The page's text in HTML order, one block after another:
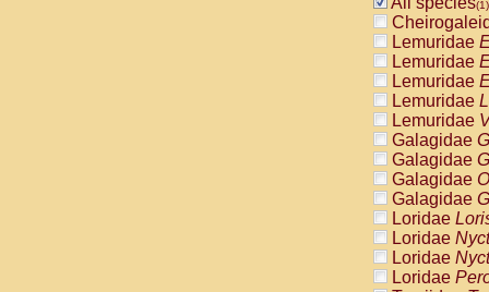
Cebidae
Cebidae
Cebidae
Cebidae
Atelidae
Atelidae
Atelidae
Atelidae
Atelidae
Atelidae
Atelidae
Atelidae
Atelidae
Atelidae
Pitheciidae
(1)
Lemuridae
Lemuridae
Lemuridae
Lemuridae
Lemuridae
Galagidae
Galagidae
Galagidae
Galagidae
Loridae
Loridae
Loridae
Loridae